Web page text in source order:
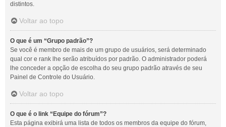
distintos.
Voltar ao topo
O que é um “Grupo padrão”?
Se você é membro de mais de um grupo de usuários, será determinado
qual cor e rank lhe serão atribuídos por padrão. O administrador poderá
lhe conceder a opção de escolha do seu grupo padrão através de seu
Painel de Controle do Usuário.
Voltar ao topo
O que é o link “Equipe do fórum”?
Esta página exibirá uma lista de todos os membros da equipe do fórum,